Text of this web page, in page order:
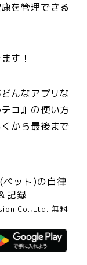
を管理できる
す！
どんなアプリな
コ』 の使い方
から最後まで
ペット)の自律
記録
Co.,Ltd. 無料